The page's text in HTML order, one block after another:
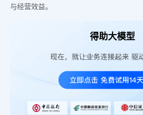
与经营效益。
得助大模型